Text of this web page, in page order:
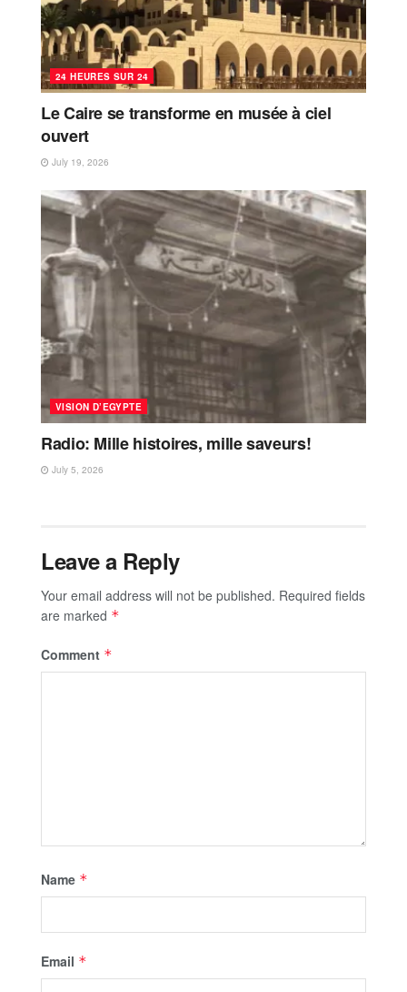
24 HEURES SUR 24
Le Caire se transforme en musée à ciel
ouvert
July 19, 2026
VISION D’EGYPTE
Radio: Mille histoires, mille saveurs!
July 5, 2026
Leave a Reply
Your email address will not be published. Required fields
are marked *
Comment *
Name *
Email *